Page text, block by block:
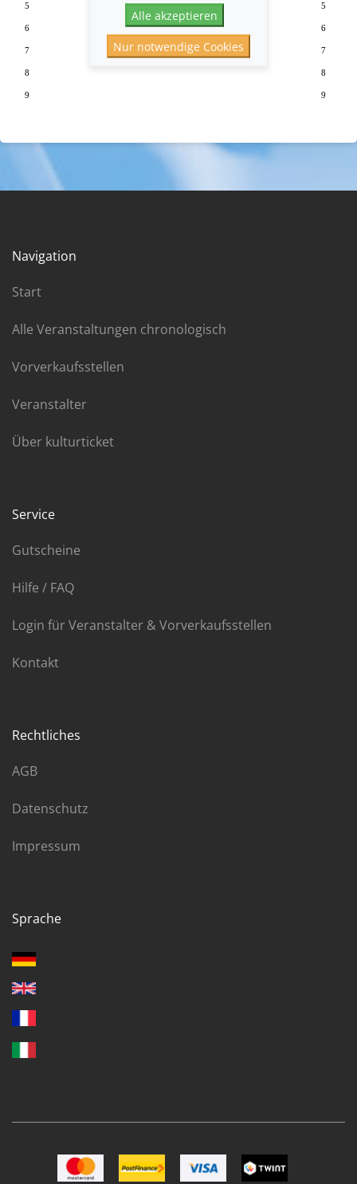
5
6
7
8
9
5
6
7
8
9
Navigation
Start
Alle Veranstaltungen chronologisch
Vorverkaufsstellen
Veranstalter
Über kulturticket
Service
Gutscheine
Hilfe / FAQ
Login für Veranstalter & Vorverkaufsstellen
Kontakt
Rechtliches
AGB
Datenschutz
Impressum
Sprache
Bild MastercardBild Postfinance
Bild VISA Bild TWINT
Alle akzeptieren
Nur notwendige Cookies